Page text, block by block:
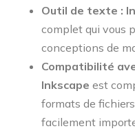
Outil de texte :
complet qui vous
conceptions de
Compatibilité
Inkscape est
formats de
facilement